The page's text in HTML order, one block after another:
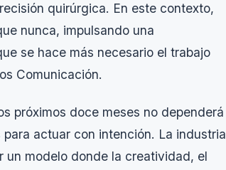
quirúrgica. En este contexto,
nunca, impulsando una
se hace más necesario el trabajo
Comunicación.
próximos doce meses no dependerá
actuar con intención. La industria
un modelo donde la creatividad, el